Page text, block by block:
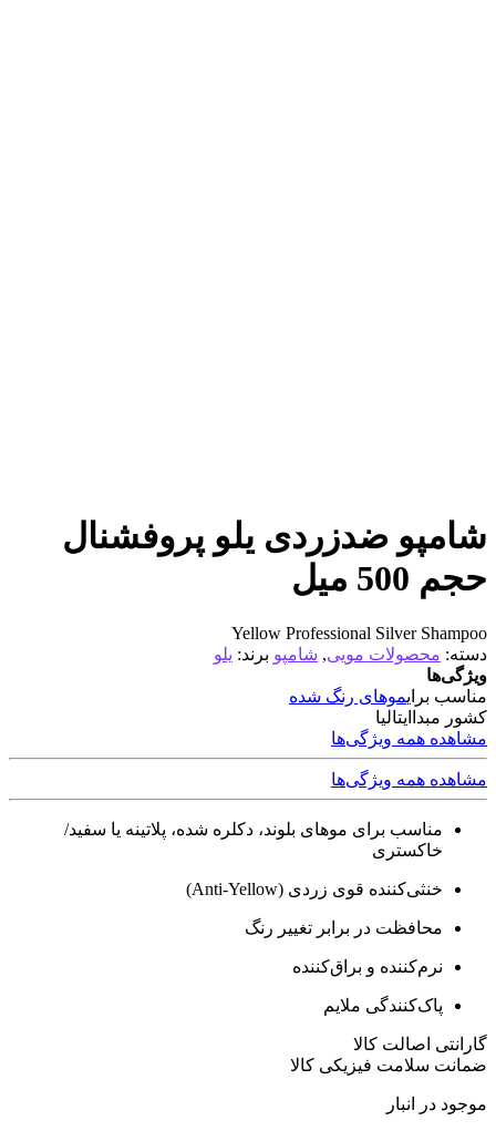
شامپو ضدزردی یلو پروفشنال
حجم 500 میل
Yellow Professional Silver Shampoo
دسته: محصولات مویی, شامپو برند: یلو
ویژگی‌ها
مناسب برایموهای رنگ شده
کشور مبدا ایتالیا
مشاهده همه ویژگی‌ها
مشاهده همه ویژگی‌ها
مناسب برای موهای بلوند، دکلره شده، پلاتینه یا سفید/
خاکستری
خنثی‌کننده قوی زردی (Anti-Yellow)
محافظت در برابر تغییر رنگ
نرم‌کننده و براق‌کننده
پاک‌کنندگی ملایم
گارانتی اصالت کالا
ضمانت سلامت فیزیکی کالا
موجود در انبار